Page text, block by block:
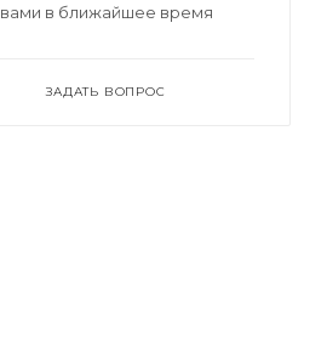
вами в ближайшее время
ЗАДАТЬ ВОПРОС